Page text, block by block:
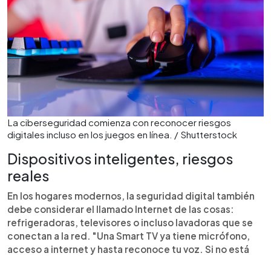
La ciberseguridad comienza con reconocer riesgos
digitales incluso en los juegos en línea. / Shutterstock
Dispositivos inteligentes, riesgos
reales
En los hogares modernos, la seguridad digital también
debe considerar el llamado Internet de las cosas:
refrigeradoras, televisores o incluso lavadoras que se
conectan a la red. "Una Smart TV ya tiene micrófono,
acceso a internet y hasta reconoce tu voz. Si no está